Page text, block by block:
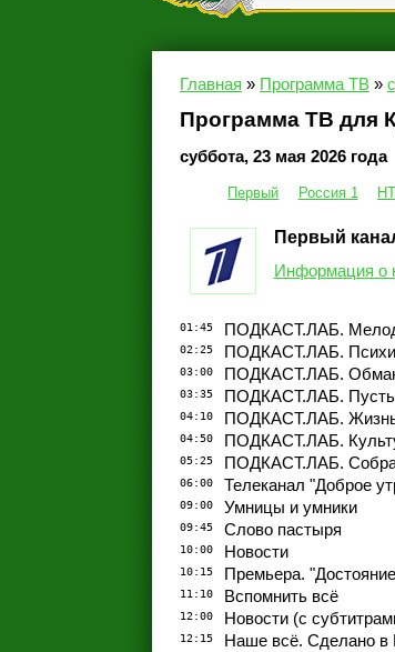
Главная » Программа ТВ »
Программа ТВ для
суббота, 23 мая 2026 года
Первый Россия 1
Первый
Информация о
01:45 ПОДКАСТ.ЛАБ.
02:25 ПОДКАСТ.ЛАБ.
03:00 ПОДКАСТ.ЛАБ.
03:35 ПОДКАСТ.ЛАБ. Пусть
04:10 ПОДКАСТ.ЛАБ. Жизнь
04:50 ПОДКАСТ.ЛАБ.
05:25 ПОДКАСТ.ЛАБ.
06:00 Телеканал "Доброе
09:00 Умницы и умники
09:45 Слово пастыря
10:00 Новости
10:15 Премьера.
11:10 Вспомнить всё
12:00 Новости (с
12:15 Наше всё. Сделано в